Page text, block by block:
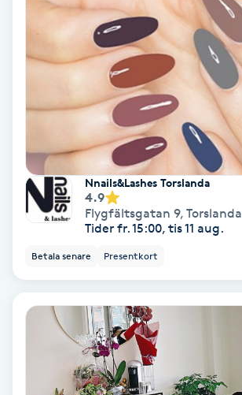
Blowout
Brynfärgning
Brynplockning
Bröllopsuppsättning
Celluliter
Nnails&Lashes Torslanda
4.9
Flygfältsgatan 9, Torslanda
Tider fr. 15:00, tis 11 aug.
Betala senare Presentkort